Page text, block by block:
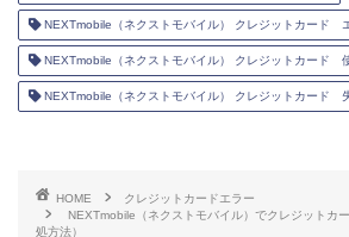
NEXTmobile（ネクストモバイル） クレジットカード
NEXTmobile（ネクストモバイル） クレジットカード
NEXTmobile（ネクストモバイル） クレジットカード
HOME
クレジットカードエラー
NEXTmobile（ネクストモバイル）でクレジットカ
処方法）